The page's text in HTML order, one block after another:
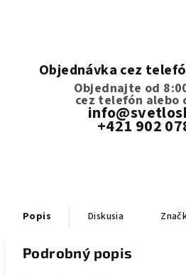
Objednávka cez
Objednajte od
cez telefón alebo
+421 902
Popis Diskusia
Podrobný popis